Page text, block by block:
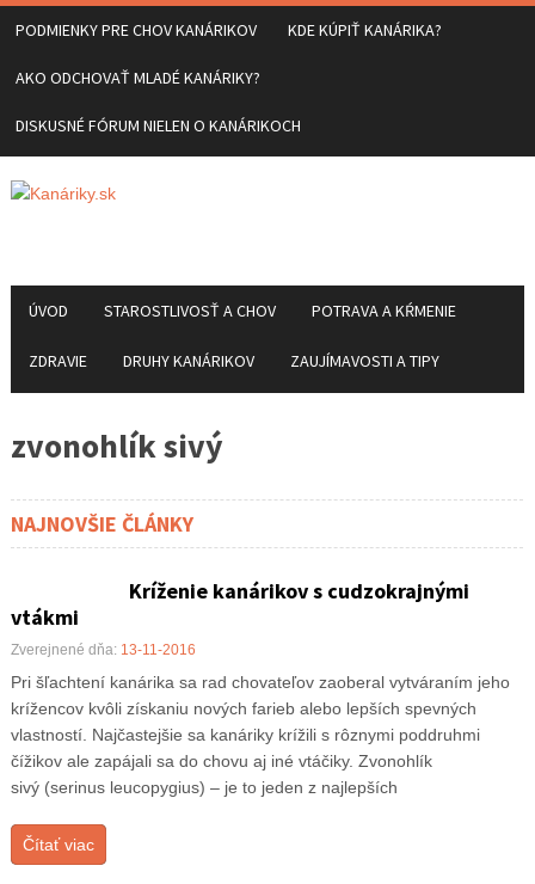
PODMIENKY PRE CHOV KANÁRIKOV KDE KÚPIŤ KANÁRIKA?
AKO ODCHOVAŤ MLADÉ KANÁRIKY?
DISKUSNÉ FÓRUM NIELEN O KANÁRIKOCH
ÚVOD STAROSTLIVOSŤ A CHOV POTRAVA A KŔMENIE
ZDRAVIE DRUHY KANÁRIKOV ZAUJÍMAVOSTI A TIPY
zvonohlík sivý
NAJNOVŠIE ČLÁNKY
Kríženie kanárikov s cudzokrajnými
vtákmi
Zverejnené dňa: 13-11-2016
Pri šľachtení kanárika sa rad chovateľov zaoberal vytváraním jeho
krížencov kvôli získaniu nových farieb alebo lepších spevných
vlastností. Najčastejšie sa kanáriky krížili s rôznymi poddruhmi
čížikov ale zapájali sa do chovu aj iné vtáčiky. Zvonohlík
sivý (serinus leucopygius) – je to jeden z najlepších
Čítať viac